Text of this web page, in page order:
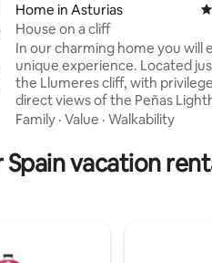
average rating, 940 reviews
Home in Asturias
House on a cliff
In our charming home you will
unique experience. Located
the Llumeres cliff, with
direct views of the Peñas
place of great interest and
a spacious living room and fully
kitchen, two terraces (both
natural setting. Sea and
Family · Value · Walkability
vacation